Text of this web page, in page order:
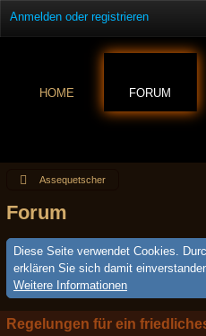
Anmelden oder registrieren
HOME FORUM
Assequetscher
Forum
Diese Seite verwendet Cookies.
erklären Sie sich damit
Weitere Informationen
Regelungen für ein